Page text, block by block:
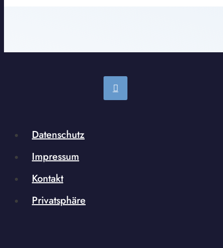
Datenschutz
Impressum
Kontakt
Privatsphäre